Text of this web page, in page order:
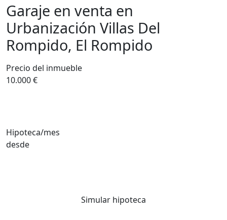
Garaje en venta en
Urbanización Villas Del
Rompido, El Rompido
Precio del inmueble
10.000 €
Hipoteca/mes
desde
Simular hipoteca